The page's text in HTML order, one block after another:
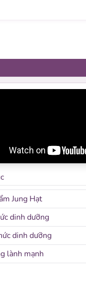
sữa được Jung Hạt phối sẵn.
Jung Hạt
dinh dưỡng
dinh dưỡng
lành mạnh